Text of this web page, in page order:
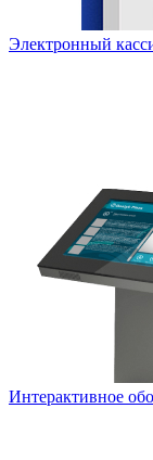
Электронный
Интерактивное